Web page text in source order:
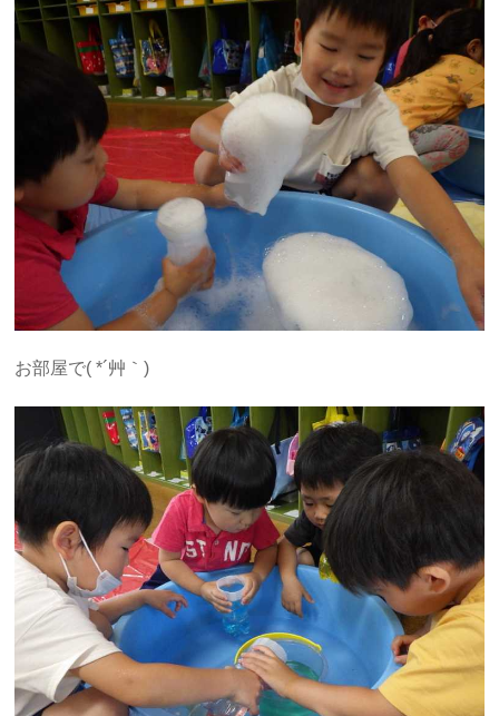
お部屋で( *´艸｀)